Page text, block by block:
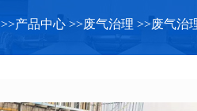
>>产品中心 >>废气治理 >>废气治